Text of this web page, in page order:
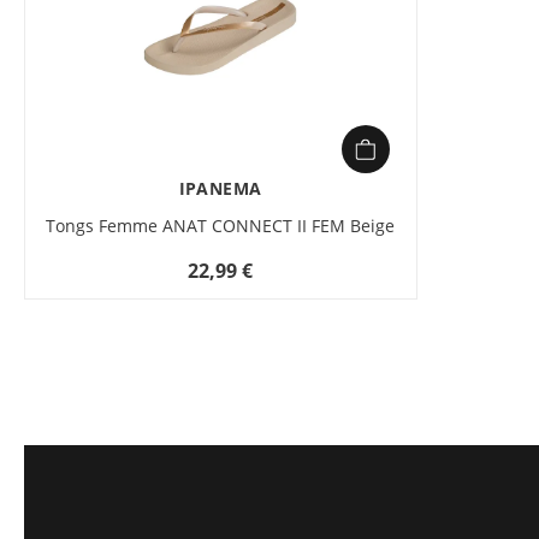
IPANEMA
Tongs Femme ANAT CONNECT II FEM Beige
22,99 €